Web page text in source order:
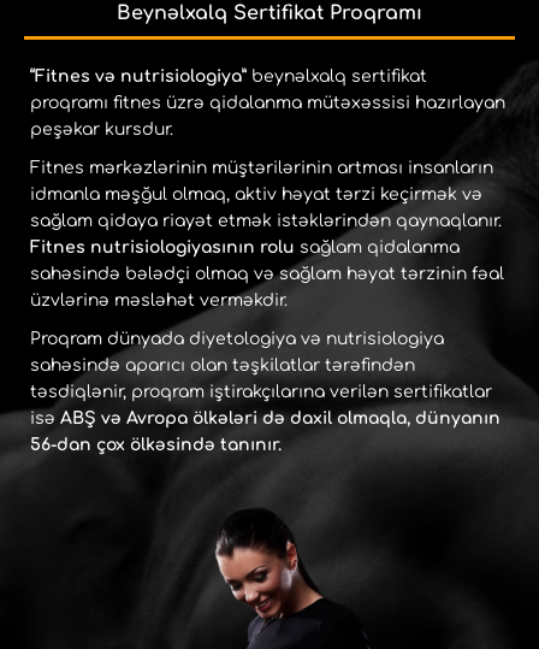
Beynəlxalq Sertifikat Proqramı
“Fitnes və nutrisiologiya” beynəlxalq sertifikat
proqramı fitnes üzrə qidalanma mütəxəssisi hazırlayan
peşəkar kursdur.
Fitnes mərkəzlərinin müştərilərinin artması insanların
idmanla məşğul olmaq, aktiv həyat tərzi keçirmək və
sağlam qidaya riayət etmək istəklərindən qaynaqlanır.
Fitnes nutrisiologiyasının rolu sağlam qidalanma
sahəsində bələdçi olmaq və sağlam həyat tərzinin fəal
üzvlərinə məsləhət verməkdir.
Proqram dünyada diyetologiya və nutrisiologiya
sahəsində aparıcı olan təşkilatlar tərəfindən
təsdiqlənir, proqram iştirakçılarına verilən sertifikatlar
isə ABŞ və Avropa ölkələri də daxil olmaqla, dünyanın
56-dan çox ölkəsində tanınır.